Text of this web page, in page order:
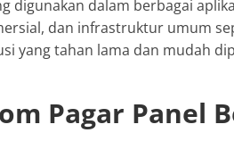
digunakan dalam berbagai
dan infrastruktur umum
yang tahan lama dan mudah
Pagar Panel